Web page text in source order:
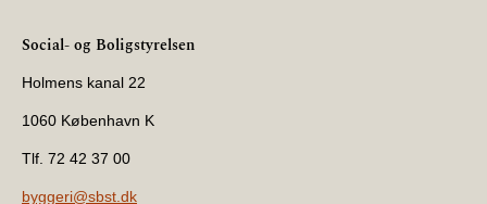
Social- og Boligstyrelsen
Holmens kanal 22
1060 København K
Tlf. 72 42 37 00
byggeri@sbst.dk